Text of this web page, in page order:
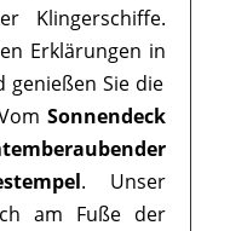
Klingerschiffe.
Erklärungen in
genießen Sie die
Sonnendeck
temberaubender
. Unser
am Fuße der